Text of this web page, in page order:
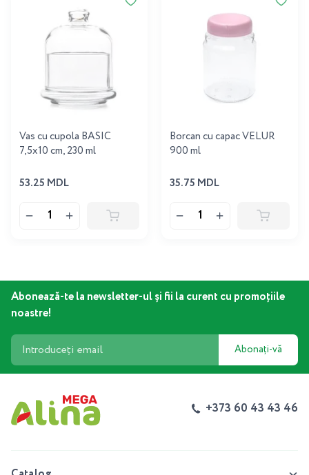
Vas cu cupola BASIC
7,5x10 cm, 230 ml
53.25 MDL
Borcan cu capac VELUR
900 ml
35.75 MDL
Abonează-te la newsletter-ul și fii la curent cu promoțiile
noastre!
Abonați-vă
+373 60 43 43 46